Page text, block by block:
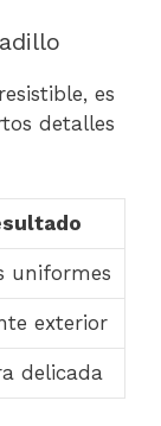
es
detalles
uniformes
exterior
delicada